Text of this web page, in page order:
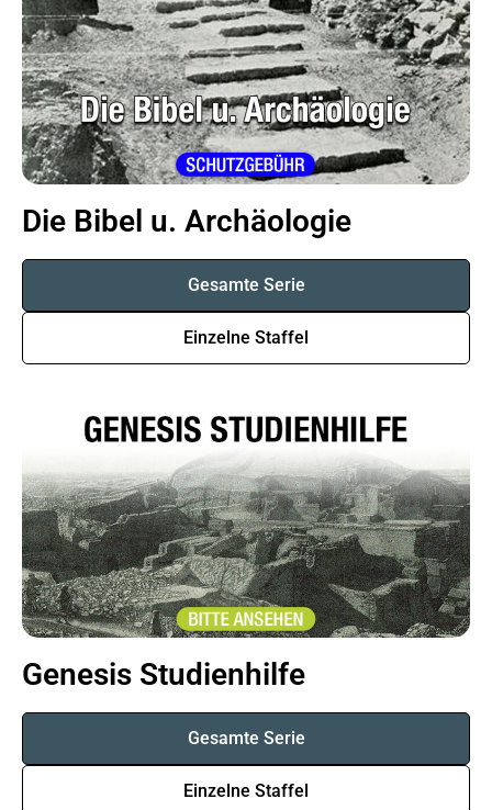
Die Bibel u. Archäologie
Gesamte Serie
Einzelne Staffel
Genesis Studienhilfe
Gesamte Serie
Einzelne Staffel